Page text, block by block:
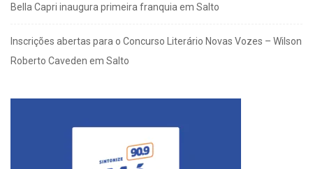
Bella Capri inaugura primeira franquia em Salto
Inscrições abertas para o Concurso Literário Novas Vozes – Wilson
Roberto Caveden em Salto